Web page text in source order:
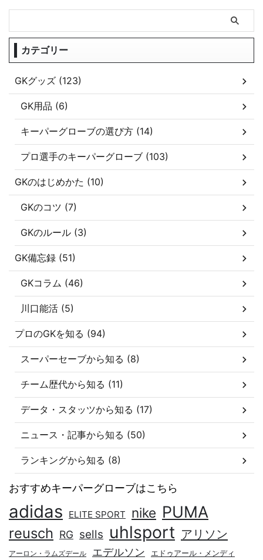
カテゴリー
GKグッズ (123)
GK用品 (6)
キーパーグローブの選び方 (14)
プロ選手のキーパーグローブ (103)
GKのはじめかた (10)
GKのコツ (7)
GKのルール (3)
GK備忘録 (51)
GKコラム (46)
川口能活 (5)
プロのGKを知る (94)
スーパーセーブから知る (8)
チーム歴代から知る (11)
データ・スタッツから知る (17)
ニュース・記事から知る (50)
ランキングから知る (8)
おすすめキーパーグローブはこちら
adidas ELITE SPORT nike PUMA
reusch RG sells uhlsport アリソン
アーロン・ラムズデール エデルソン エドゥアール・メンディ